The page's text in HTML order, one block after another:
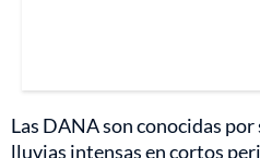
Las DANA son conocidas
lluvias intensas en cortos